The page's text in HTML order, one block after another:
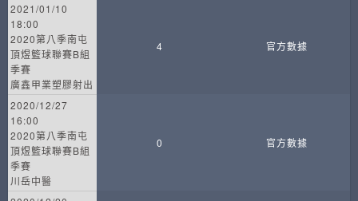
2021/01/10
18:00
2020第八季南屯
頂煜籃球聯賽B組
季賽
廣鑫甲業塑膠射出
4 官方數據
2020/12/27
16:00
2020第八季南屯
頂煜籃球聯賽B組
季賽
川岳中醫
0 官方數據